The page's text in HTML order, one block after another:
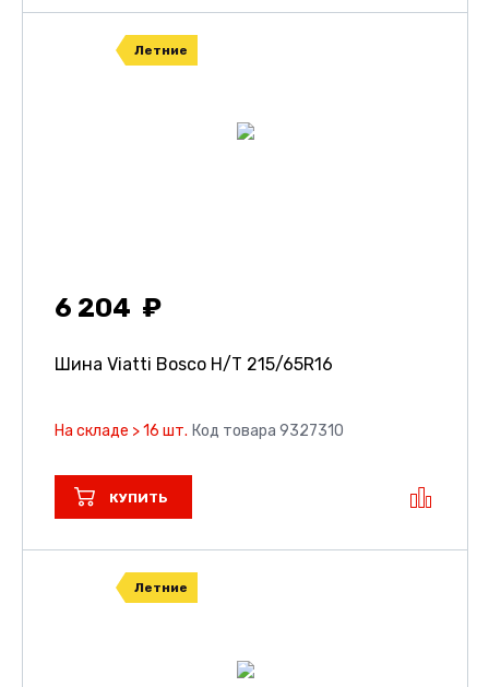
Летние
6 204
Шина Viatti Bosco H/T 215/65R16
На складе > 16 шт. Код товара 9327310
КУПИТЬ
Летние